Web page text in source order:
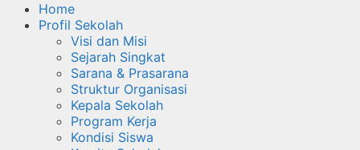
Home
Profil Sekolah
Visi dan Misi
Sejarah Singkat
Sarana & Prasarana
Struktur Organisasi
Kepala Sekolah
Program Kerja
Kondisi Siswa